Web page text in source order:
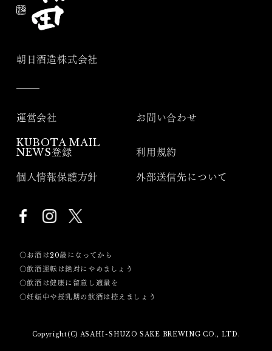
朝日酒造株式会社
運営会社 お問い合わせ
KUBOTA MAIL
NEWS登録
利用規約
個人情報保護方針 外部送信先について
〇お酒は20歳になってから
〇飲酒運転は絶対にやめましょう
〇飲酒は健康に留意し適量を
〇妊娠中や授乳期の飲酒は控えましょう
Copyright(C) ASAHI-SHUZO SAKE BREWING CO., LTD.